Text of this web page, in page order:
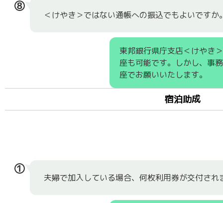
⑧
＜けやき＞ではない通帳への振込でもよいですか
東邦銀行県庁支店＜けやき
座も可能です。しかし、事
座でお願いいたします。
宿泊助成
①
夫婦で加入している場合、何枚利用券が交付され